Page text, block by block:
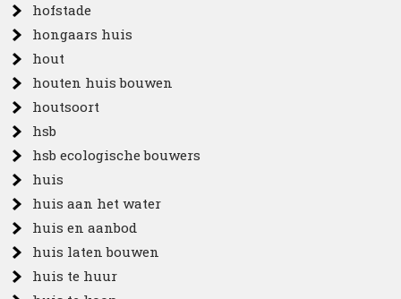
hofstade
hongaars huis
hout
houten huis bouwen
houtsoort
hsb
hsb ecologische bouwers
huis
huis aan het water
huis en aanbod
huis laten bouwen
huis te huur